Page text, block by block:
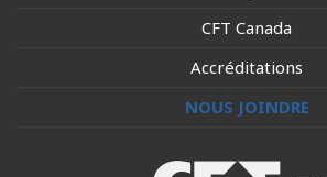
CFT Canada
Accréditations
NOUS JOINDRE